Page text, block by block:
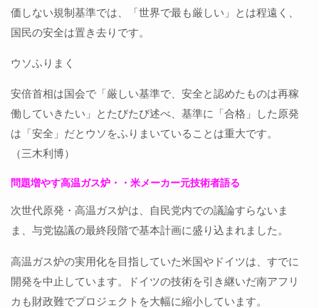
価しない規制基準では、「世界で最も厳しい」とは程遠く、
国民の安全は置き去りです。
ウソふりまく
安倍首相は国会で「厳しい基準で、安全と認めたものは再稼
働していきたい」とたびたび述べ、基準に「合格」した原発
は「安全」だとウソをふりまいていることは重大です。
（三木利博）
問題増やす高温ガス炉・・米メーカー元技術者語る
次世代原発・高温ガス炉は、自民党内での議論すらないま
ま、与党協議の最終段階で基本計画に盛り込まれました。
高温ガス炉の実用化を目指していた米国やドイツは、すでに
開発を中止しています。ドイツの技術を引き継いだ南アフリ
カも財政難でプロジェクトを大幅に縮小しています。